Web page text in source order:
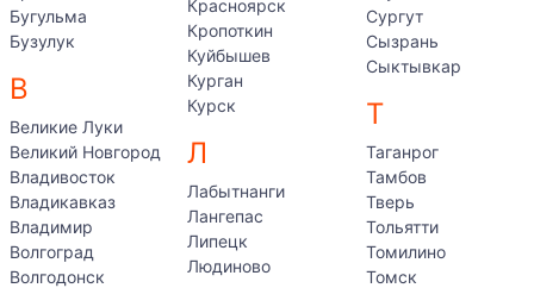
Бугульма
Бузулук
В
Великие Луки
Великий Новгород
Владивосток
Владикавказ
Владимир
Волгоград
Волгодонск
Красноярск
Кропоткин
Куйбышев
Курган
Курск
Л
Лабытнанги
Лангепас
Липецк
Людиново
Сургут
Сызрань
Сыктывкар
Т
Таганрог
Тамбов
Тверь
Тольятти
Томилино
Томск